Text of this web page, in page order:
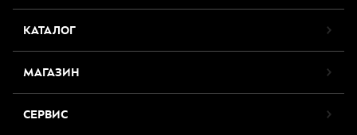
КАТАЛОГ
МАГАЗИН
СЕРВИС